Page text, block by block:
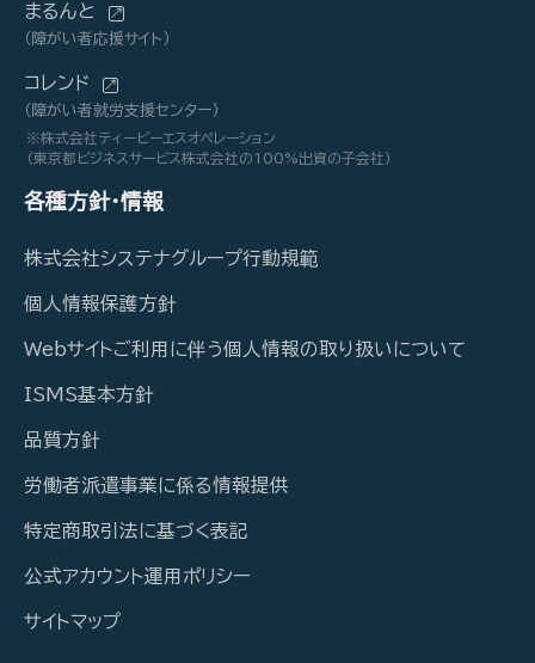
まるんと
（障がい者応援サイト）
コレンド
（障がい者就労支援センター）
※株式会社ティービーエスオペレーション
（東京都ビジネスサービス株式会社の100%出資の子会社）
各種方針・情報
株式会社システナグループ行動規範
個人情報保護方針
Webサイトご利用に伴う個人情報の取り扱いについて
ISMS基本方針
品質方針
労働者派遣事業に係る情報提供
特定商取引法に基づく表記
公式アカウント運用ポリシー
サイトマップ